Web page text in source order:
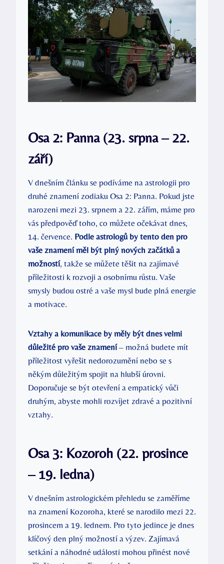
Osa 2: Panna (23. srpna – 22.
září)
V dnešním článku se podíváme na astrologii pro
druhé znamení zodiaku Osa 2: Panna. Pokud jste
narozeni mezi 23. srpnem a 22. zářím, máme pro
vás předpověď toho, co můžete očekávat dnes,
14. července. Podle astrologů by tento den pro
vaše znamení měl být plný nových začátků a
možností, takže se můžete těšit na zajímavé
příležitosti k rozvoji a osobnímu růstu. Vaše
smysly budou ostré a vaše mysl bude plná energie
a motivace.
Vztahy a komunikace by měly být dnes velmi
důležité pro vaše znamení– možná budete mít
příležitost vyřešit nedorozumění nebo se s
někým důležitým spojit na hlubší úrovni.
Doporučuje se být otevření a empatický vůči
druhým, abyste mohli rozvíjet zdravé a pozitivní
vztahy.
Osa 3: Kozoroh (22. prosince
– 19. ledna)
V dnešním astrologickém přehledu se zaměříme
na znamení Kozoroha, které se narodilo mezi 22.
prosincem a 19. lednem. Pro tyto jedince je dnes
klíčový den plný možností a výzev. Zajímavá
setkání a náhodné události mohou přinést nové